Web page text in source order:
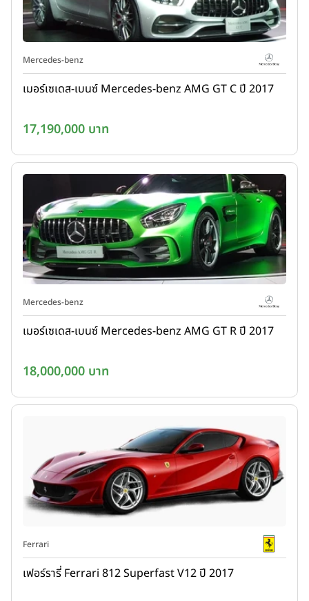
Mercedes-benz
เมอร์เซเดส-เบนซ์ Mercedes-benz AMG GT C ปี 2017
17,190,000 บาท
Mercedes-benz
เมอร์เซเดส-เบนซ์ Mercedes-benz AMG GT R ปี 2017
18,000,000 บาท
Ferrari
เฟอร์รารี่ Ferrari 812 Superfast V12 ปี 2017